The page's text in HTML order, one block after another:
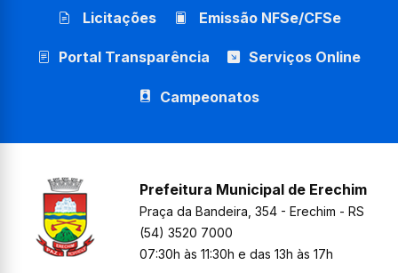
Licitações Emissão NFSe/CFSe
Portal Transparência Serviços Online
Campeonatos
Prefeitura Municipal de Erechim
Praça da Bandeira, 354 - Erechim - RS
(54) 3520 7000
07:30h às 11:30h e das 13h às 17h